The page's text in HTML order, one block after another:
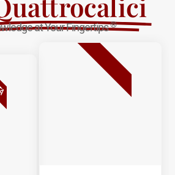
at Your Fingertips®
BESTSELLER